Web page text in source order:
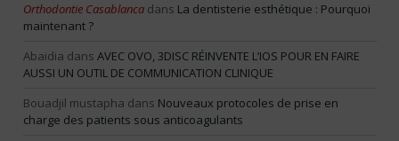
Orthodontie Casablanca dans La dentisterie esthétique : Pourquoi
maintenant ?
Abaidia dans AVEC OVO, 3DISC RÉINVENTE L’IOS POUR EN FAIRE
AUSSI UN OUTIL DE COMMUNICATION CLINIQUE
Bouadjil mustapha dans Nouveaux protocoles de prise en
charge des patients sous anticoagulants